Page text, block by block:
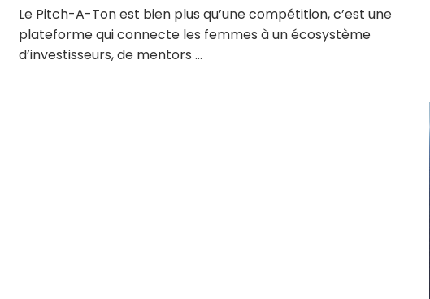
Le Pitch-A-Ton est bien plus qu’une compétition, c’est une
plateforme qui connecte les femmes à un écosystème
d’investisseurs, de mentors ...